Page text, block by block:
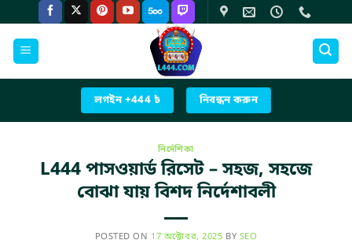
to
content
লগইন +444 ৳ নিবন্ধন করুন
নির্দেশিকা
L444 পাসওয়ার্ড রিসেট – সহজ, সহজে
বোঝা যায় বিশদ নির্দেশাবলী
POSTED ON 17 অক্টোবর, 2025 BY SEO